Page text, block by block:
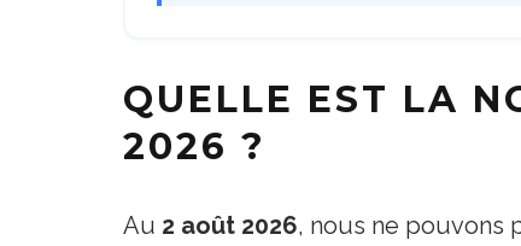
QUELLE EST LA
2026 ?
Au 2 août 2026, nous ne pouvons